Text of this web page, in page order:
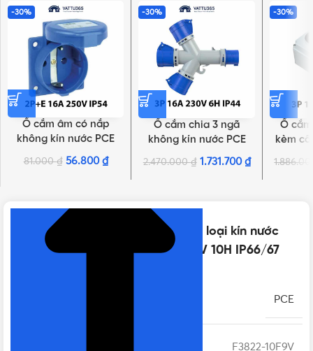
-30%
Ổ cắm âm có nắp
không kín nước PCE
F105-0B | 2P+E 16A
250V IP54
81.000₫ 56.800 ₫
-30%
Ổ cắm chia 3 ngã
không kín nước PCE
F9432007 | 3P 16A 6H
IP44
2.470.000₫ 1.731.700 ₫
-30%
Ổ
kèm
Thông số kỹ thuật của Ổ cắm nối loại kín nước
PCE F3822-10F9V | 2P 16A 24/42V 10H IP66/67
PCE
F3822-10F9V
NHẤN ĐỂ XEM TIẾP (THU GỌN)